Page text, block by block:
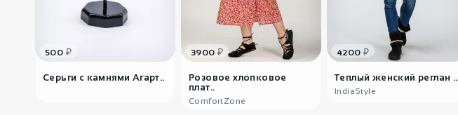
500 ₽
Серьги с камнями Агарт..
3900 ₽
Розовое хлопковое
плат..
ComfortZone
4200 ₽
Теплый женский реглан ..
IndiaStyle